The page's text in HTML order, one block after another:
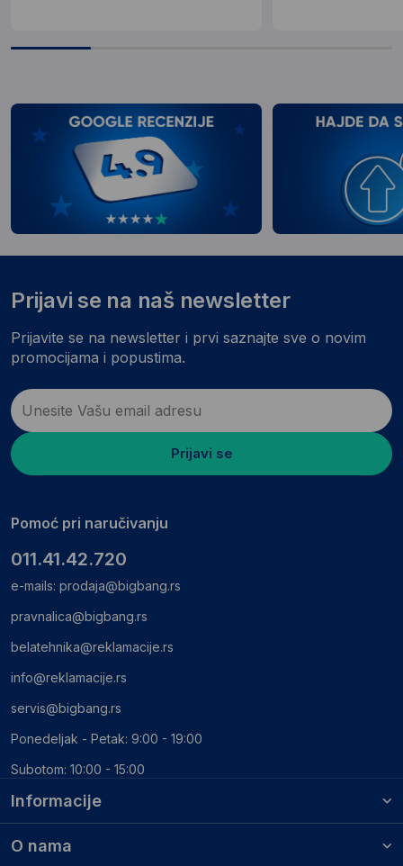
Informacije
O nama
Prijavi se na naš newsletter
Prijavite se na newsletter i prvi saznajte sve o novim
promocijama i popustima.
Prijavi se
Pomoć pri naručivanju
011.41.42.720
e-mails: prodaja@bigbang.rs
pravnalica@bigbang.rs
belatehnika@reklamacije.rs
info@reklamacije.rs
servis@bigbang.rs
Ponedeljak - Petak: 9:00 - 19:00
Subotom: 10:00 - 15:00